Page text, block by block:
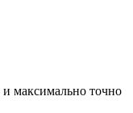
и максимально точно